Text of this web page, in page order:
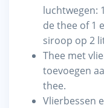
luchtwegen:
de thee of 1
siroop op 2
Thee met
toevoegen
thee.
Vlierbessen